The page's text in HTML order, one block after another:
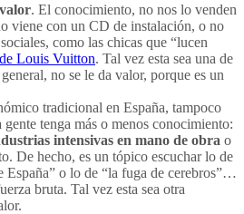
. El conocimiento, no nos lo venden
viene con un CD de instalación, o no
como las chicas que “lucen
Louis Vuitton. Tal vez esta sea una de
no se le da valor, porque es un
tradicional en España, tampoco
tenga más o menos conocimiento:
intensivas en mano de obra o
De hecho, es un tópico escuchar lo de
España” o lo de “la fuga de cerebros”…
bruta. Tal vez esta sea otra